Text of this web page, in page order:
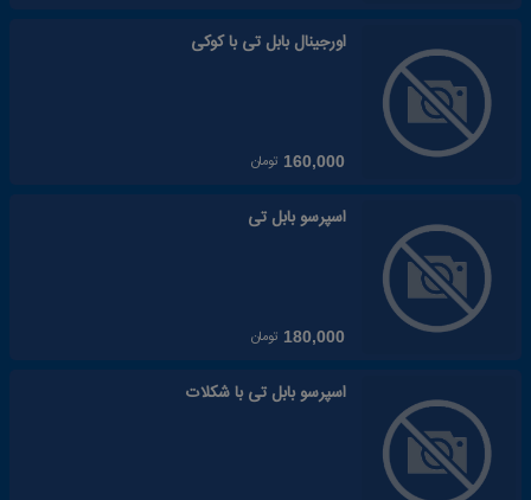
اورجینال بابل تی با کوکی
160,000 تومان
اسپرسو بابل تی
180,000 تومان
اسپرسو بابل تی با شکلات